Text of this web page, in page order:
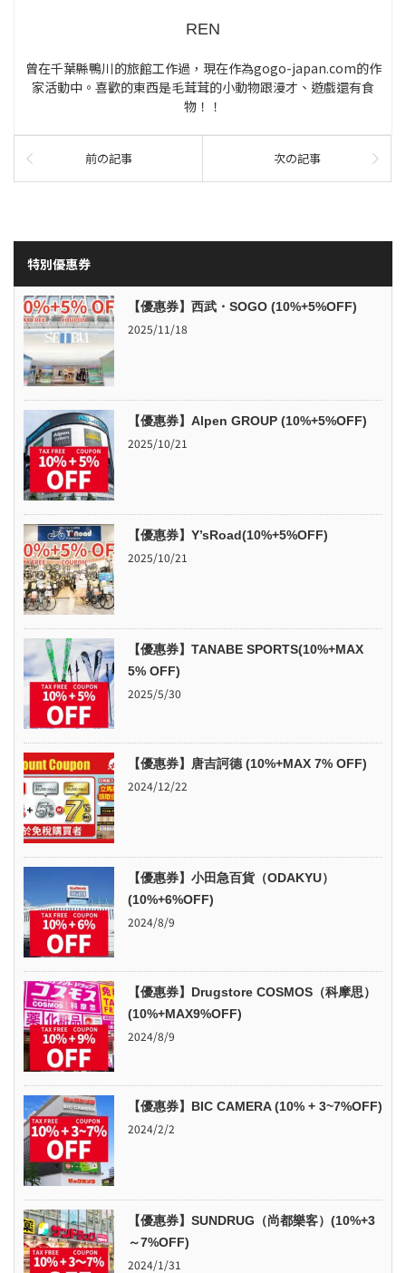
REN
曾在千葉縣鴨川的旅館工作過，現在作為gogo-japan.com的作
家活動中。喜歡的東西是毛茸茸的小動物跟漫才、遊戲還有食
物！！
前の記事 次の記事
特別優惠券
【優惠券】西武・SOGO (10%+5%OFF)
2025/11/18
【優惠券】Alpen GROUP (10%+5%OFF)
2025/10/21
【優惠券】Y’sRoad(10%+5%OFF)
2025/10/21
【優惠券】TANABE SPORTS(10%+MAX
5% OFF)
2025/5/30
【優惠券】唐吉訶德 (10%+MAX 7% OFF)
2024/12/22
【優惠券】小田急百貨（ODAKYU）
(10%+6%OFF)
2024/8/9
【優惠券】Drugstore COSMOS（科摩思）
(10%+MAX9%OFF)
2024/8/9
【優惠券】BIC CAMERA (10% + 3~7%OFF)
2024/2/2
【優惠券】SUNDRUG（尚都樂客）(10%+3
～7%OFF)
2024/1/31